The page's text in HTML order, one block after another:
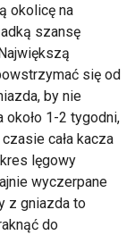
okolicę na
szansę
się od
by nie
około 1-2 tygodni,
cała kacza
lęgowy
wyczerpane
z gniazda to
do